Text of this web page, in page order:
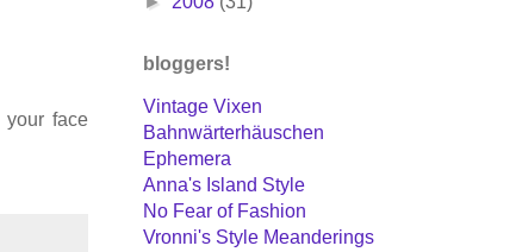
face
bloggers!
Vintage Vixen
Bahnwärterhäuschen
Ephemera
Anna's Island Style
No Fear of Fashion
Vronni's Style Meanderings